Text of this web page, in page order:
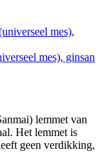
mes), ginsan
lemmet van
Het lemmet is
geen verdikking,